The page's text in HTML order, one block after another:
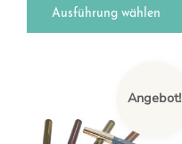
Ausführung wählen
Angebot!